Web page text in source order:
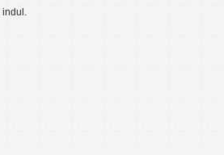
indul.